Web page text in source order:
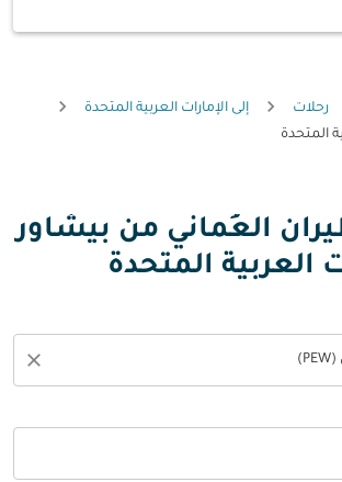
رحلات
إلى الإمارات العربية المتحدة
المتحدة
العُماني من بيشاور
العربية المتحدة
close